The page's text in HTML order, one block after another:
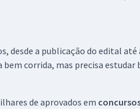
desde a publicação do edital
corrida, mas precisa
de aprovados em